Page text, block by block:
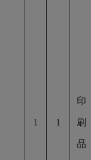
1 1
印
刷
品